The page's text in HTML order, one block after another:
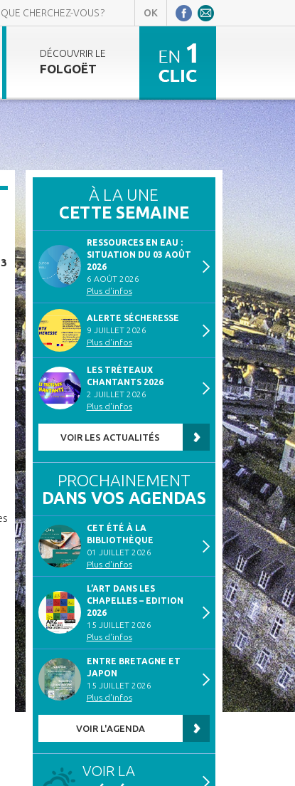
DÉCOUVRIR LE
FOLGOËT
À LA UNE
CETTE SEMAINE
RESSOURCES EN EAU :
SITUATION DU 03 AOÛT
2026
6 AOÛT 2026
Plus d'infos
ALERTE SÉCHERESSE
9 JUILLET 2026
Plus d'infos
LES TRÉTEAUX
CHANTANTS 2026
2 JUILLET 2026
Plus d'infos
VOIR LES ACTUALITÉS
PROCHAINEMENT
DANS VOS AGENDAS
CET ÉTÉ À LA
BIBLIOTHÈQUE
01 JUILLET 2026
Plus d'infos
L’ART DANS LES
CHAPELLES – EDITION
2026
15 JUILLET 2026
Plus d'infos
ENTRE BRETAGNE ET
JAPON
15 JUILLET 2026
Plus d'infos
VOIR L'AGENDA
VOIR LA
HORAIRES D’ÉTÉ
PUBLIÉ LE 24 JUIN 2026
LE BAS-LÉON EN VIGILANCE
SÉCHERESSE